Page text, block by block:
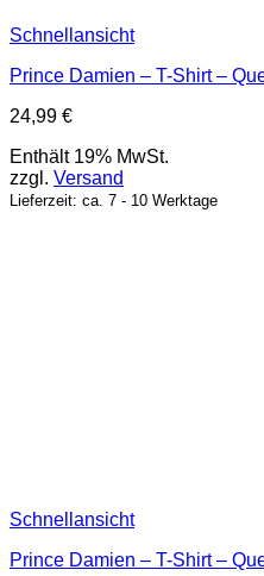
Schnellansicht
Prince Damien – T-Shirt –
24,99 €
Enthält 19% MwSt.
zzgl. Versand
Lieferzeit: ca. 7 - 10 Werktage
Schnellansicht
Prince Damien – T-Shirt –